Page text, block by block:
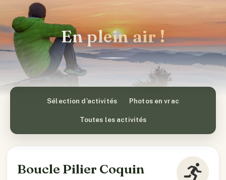
En plein air !
Sélection d’activités Photos en vrac
Toutes les activités
Boucle Pilier Coquin